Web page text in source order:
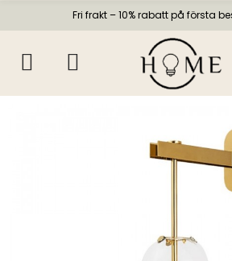
Fri frakt – 10% rabatt på första